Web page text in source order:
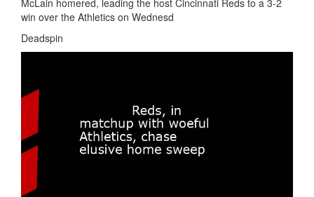
McLain homered, leading the host Cincinnati Reds to a 3-2
win over the Athletics on Wednesd
Deadspin